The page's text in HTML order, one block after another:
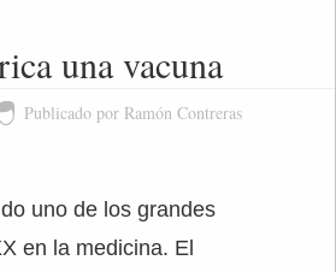
una vacuna
Publicado por Ramón Contreras
uno de los grandes
en la medicina. El